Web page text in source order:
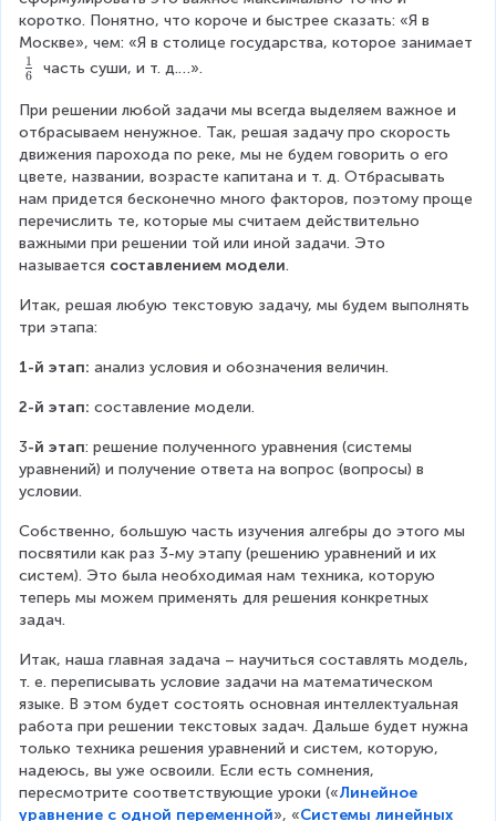
коротко. Понятно, что короче и быстрее сказать: «Я в
Москве», чем: «Я в столице государства, которое занимает
\
r
a
c
{
1
}
{
6
6
1 часть суши, и т. д.…».
При решении любой задачи мы всегда выделяем важное и
отбрасываем ненужное. Так, решая задачу про скорость
движения парохода по реке, мы не будем говорить о его
цвете, названии, возрасте капитана и т. д. Отбрасывать
нам придется бесконечно много факторов, поэтому проще
перечислить те, которые мы считаем действительно
важными при решении той или иной задачи. Это
называется составлением модели.
Итак, решая любую текстовую задачу, мы будем выполнять
три этапа:
1-й этап: анализ условия и обозначения величин.
2-й этап: составление модели.
3-й этап: решение полученного уравнения (системы
уравнений) и получение ответа на вопрос (вопросы) в
условии.
Собственно, большую часть изучения алгебры до этого мы
посвятили как раз 3-му этапу (решению уравнений и их
систем). Это была необходимая нам техника, которую
теперь мы можем применять для решения конкретных
задач.
Итак, наша главная задача – научиться составлять модель,
т. е. переписывать условие задачи на математическом
языке. В этом будет состоять основная интеллектуальная
работа при решении текстовых задач. Дальше будет нужна
только техника решения уравнений и систем, которую,
надеюсь, вы уже освоили. Если есть сомнения,
пересмотрите соответствующие уроки («Линейное
уравнение с одной переменной», «Системы линейных